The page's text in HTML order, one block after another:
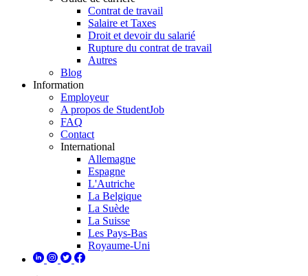
Contrat de travail
Salaire et Taxes
Droit et devoir du salarié
Rupture du contrat de travail
Autres
Blog
Information
Employeur
A propos de StudentJob
FAQ
Contact
International
Allemagne
Espagne
L'Autriche
La Belgique
La Suède
La Suisse
Les Pays-Bas
Royaume-Uni